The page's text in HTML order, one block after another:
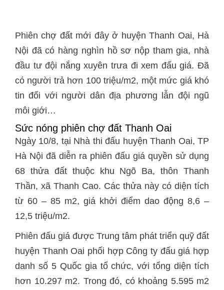
Phiên chợ đất mới đây ở huyện Thanh Oai, Hà
Nội đã có hàng nghìn hồ sơ nộp tham gia, nhà
đầu tư đội nắng xuyên trưa đi xem đấu giá. Đã
có người trả hơn 100 triệu/m2, một mức giá khó
tin đối với người dân địa phương lẫn đội ngũ
môi giới…
Sức nóng phiên chợ đất Thanh Oai
Ngày 10/8, tại Nhà thi đấu huyện Thanh Oai, TP
Hà Nội đã diễn ra phiên đấu giá quyền sử dụng
68 thửa đất thuộc khu Ngõ Ba, thôn Thanh
Thần, xã Thanh Cao. Các thửa này có diện tích
từ 60 – 85 m2, giá khởi điểm dao động 8,6 –
12,5 triệu/m2.
Phiên đấu giá được Trung tâm phát triển quỹ đất
huyện Thanh Oai phối hợp Công ty đấu giá hợp
danh số 5 Quốc gia tổ chức, với tổng diện tích
hơn 10.297 m2. Trong đó, có khoảng 5.595 m2